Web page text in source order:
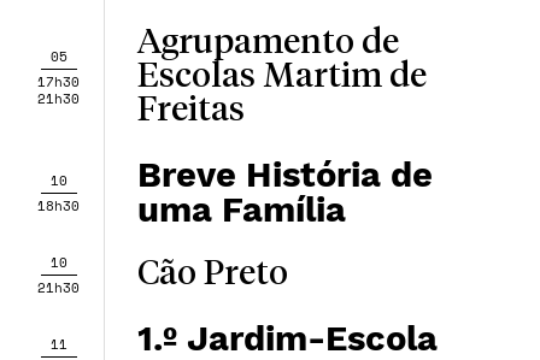
05
17h30
21h30
Agrupamento de
Escolas Martim de
Freitas
10
18h30
Breve História de
uma Família
10
21h30
Cão Preto
11
1.º Jardim-Escola